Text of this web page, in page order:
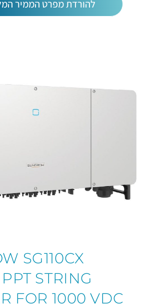
להורדת מפרט הממיר
SG110CX
STRING
FOR 1000 VDC